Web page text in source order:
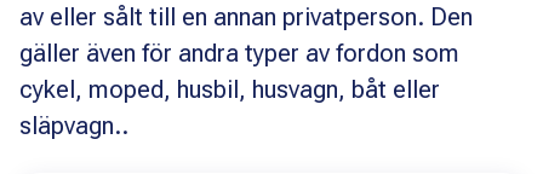
av eller sålt till en annan privatperson. Den
gäller även för andra typer av fordon som
cykel, moped, husbil, husvagn, båt eller
släpvagn..